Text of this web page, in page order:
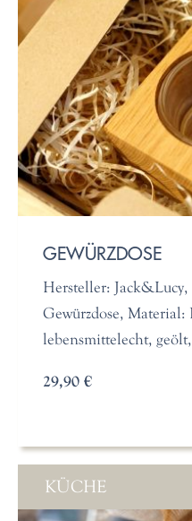
GEWÜRZDOSE
Hersteller:
Gewürzdose, Material:
lebensmittelecht,
29,90 €
KÜCHE